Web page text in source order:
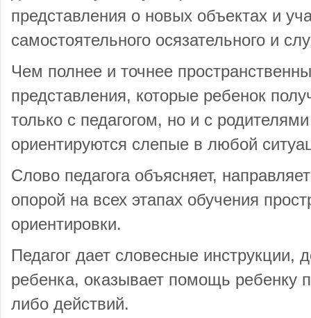
представления о новых объектах и
самостоятельного осязательного и
Чем полнее и точнее
представления, которые ребенок
только с педагогом, но и с
ориентируются слепые в любой
Слово педагога объясняет,
опорой на всех этапах обучения
ориентировки.
Педагог дает словесные инструкции,
ребенка, оказывает помощь ребенку
либо действий.